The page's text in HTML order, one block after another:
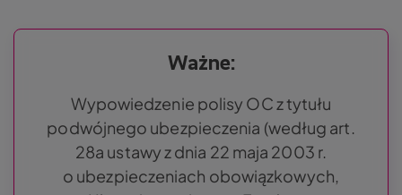
Ważne:
Wypowiedzenie polisy OC z tytułu
podwójnego ubezpieczenia (według art.
28a ustawy z dnia 22 maja 2003 r.
o ubezpieczeniach obowiązkowych,